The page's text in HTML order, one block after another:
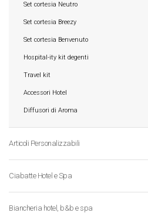
Set cortesia Neutro
Set cortesia Breezy
Set cortesia Benvenuto
Hospital-ity kit degenti
Travel kit
Accessori Hotel
Diffusori di Aroma
Articoli Personalizzabili
Ciabatte Hotel e Spa
Biancheria hotel, b&b e spa